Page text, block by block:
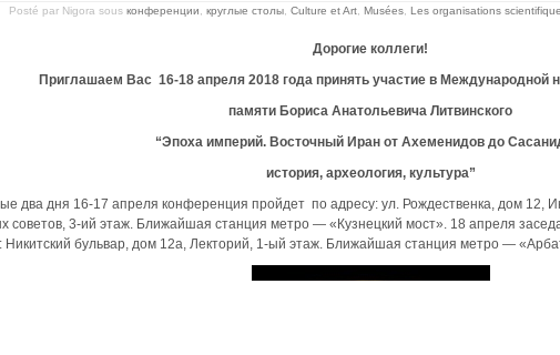
Posté par Nigora sous конференции круглые столы Culture et Art Musées Les organisations
Дорогие коллеги!
Приглашаем Вас 16-18 апреля 2018 года принять участие в Международной
памяти Бориса Анатольевича Литвинского
“Эпоха империй. Восточный Иран от Ахеменидов до
история, археология, культура”
два дня 16-17 апреля конференция пройдет по адресу: ул. Рождественка, дом 12,
советов, 3-ий этаж. Ближайшая станция метро — «Кузнецкий мост». 18 апреля
Никитский бульвар, дом 12а, Лекторий, 1-ый этаж. Ближайшая станция метро —